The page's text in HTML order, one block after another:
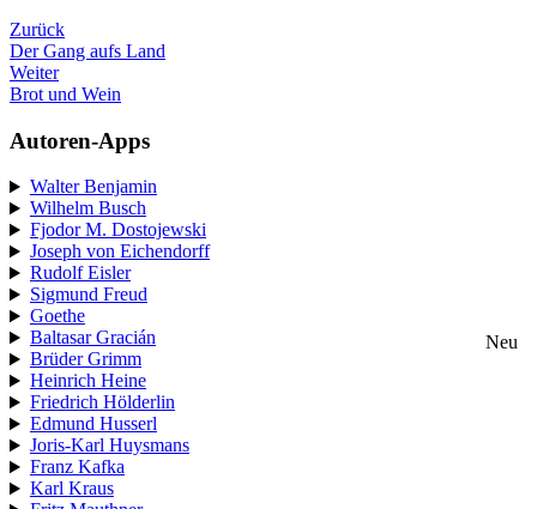
Zurück
Der Gang aufs Land
Weiter
Brot und Wein
Autoren-Apps
Walter Benjamin
Wilhelm Busch
Fjodor M. Dostojewski
Joseph von Eichendorff
Rudolf Eisler
Sigmund Freud
Goethe
Baltasar Gracián
Neu
Brüder Grimm
Heinrich Heine
Friedrich Hölderlin
Edmund Husserl
Joris-Karl Huysmans
Franz Kafka
Karl Kraus